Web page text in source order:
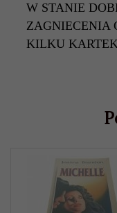
W STANIE
ZAGNIECENIA
KILKU